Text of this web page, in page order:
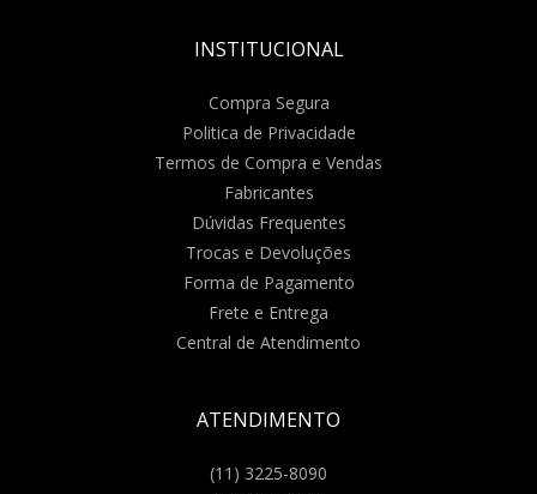
INSTITUCIONAL
Compra Segura
Politica de Privacidade
Termos de Compra e Vendas
Fabricantes
Dúvidas Frequentes
Trocas e Devoluções
Forma de Pagamento
Frete e Entrega
Central de Atendimento
ATENDIMENTO
(11) 3225-8090